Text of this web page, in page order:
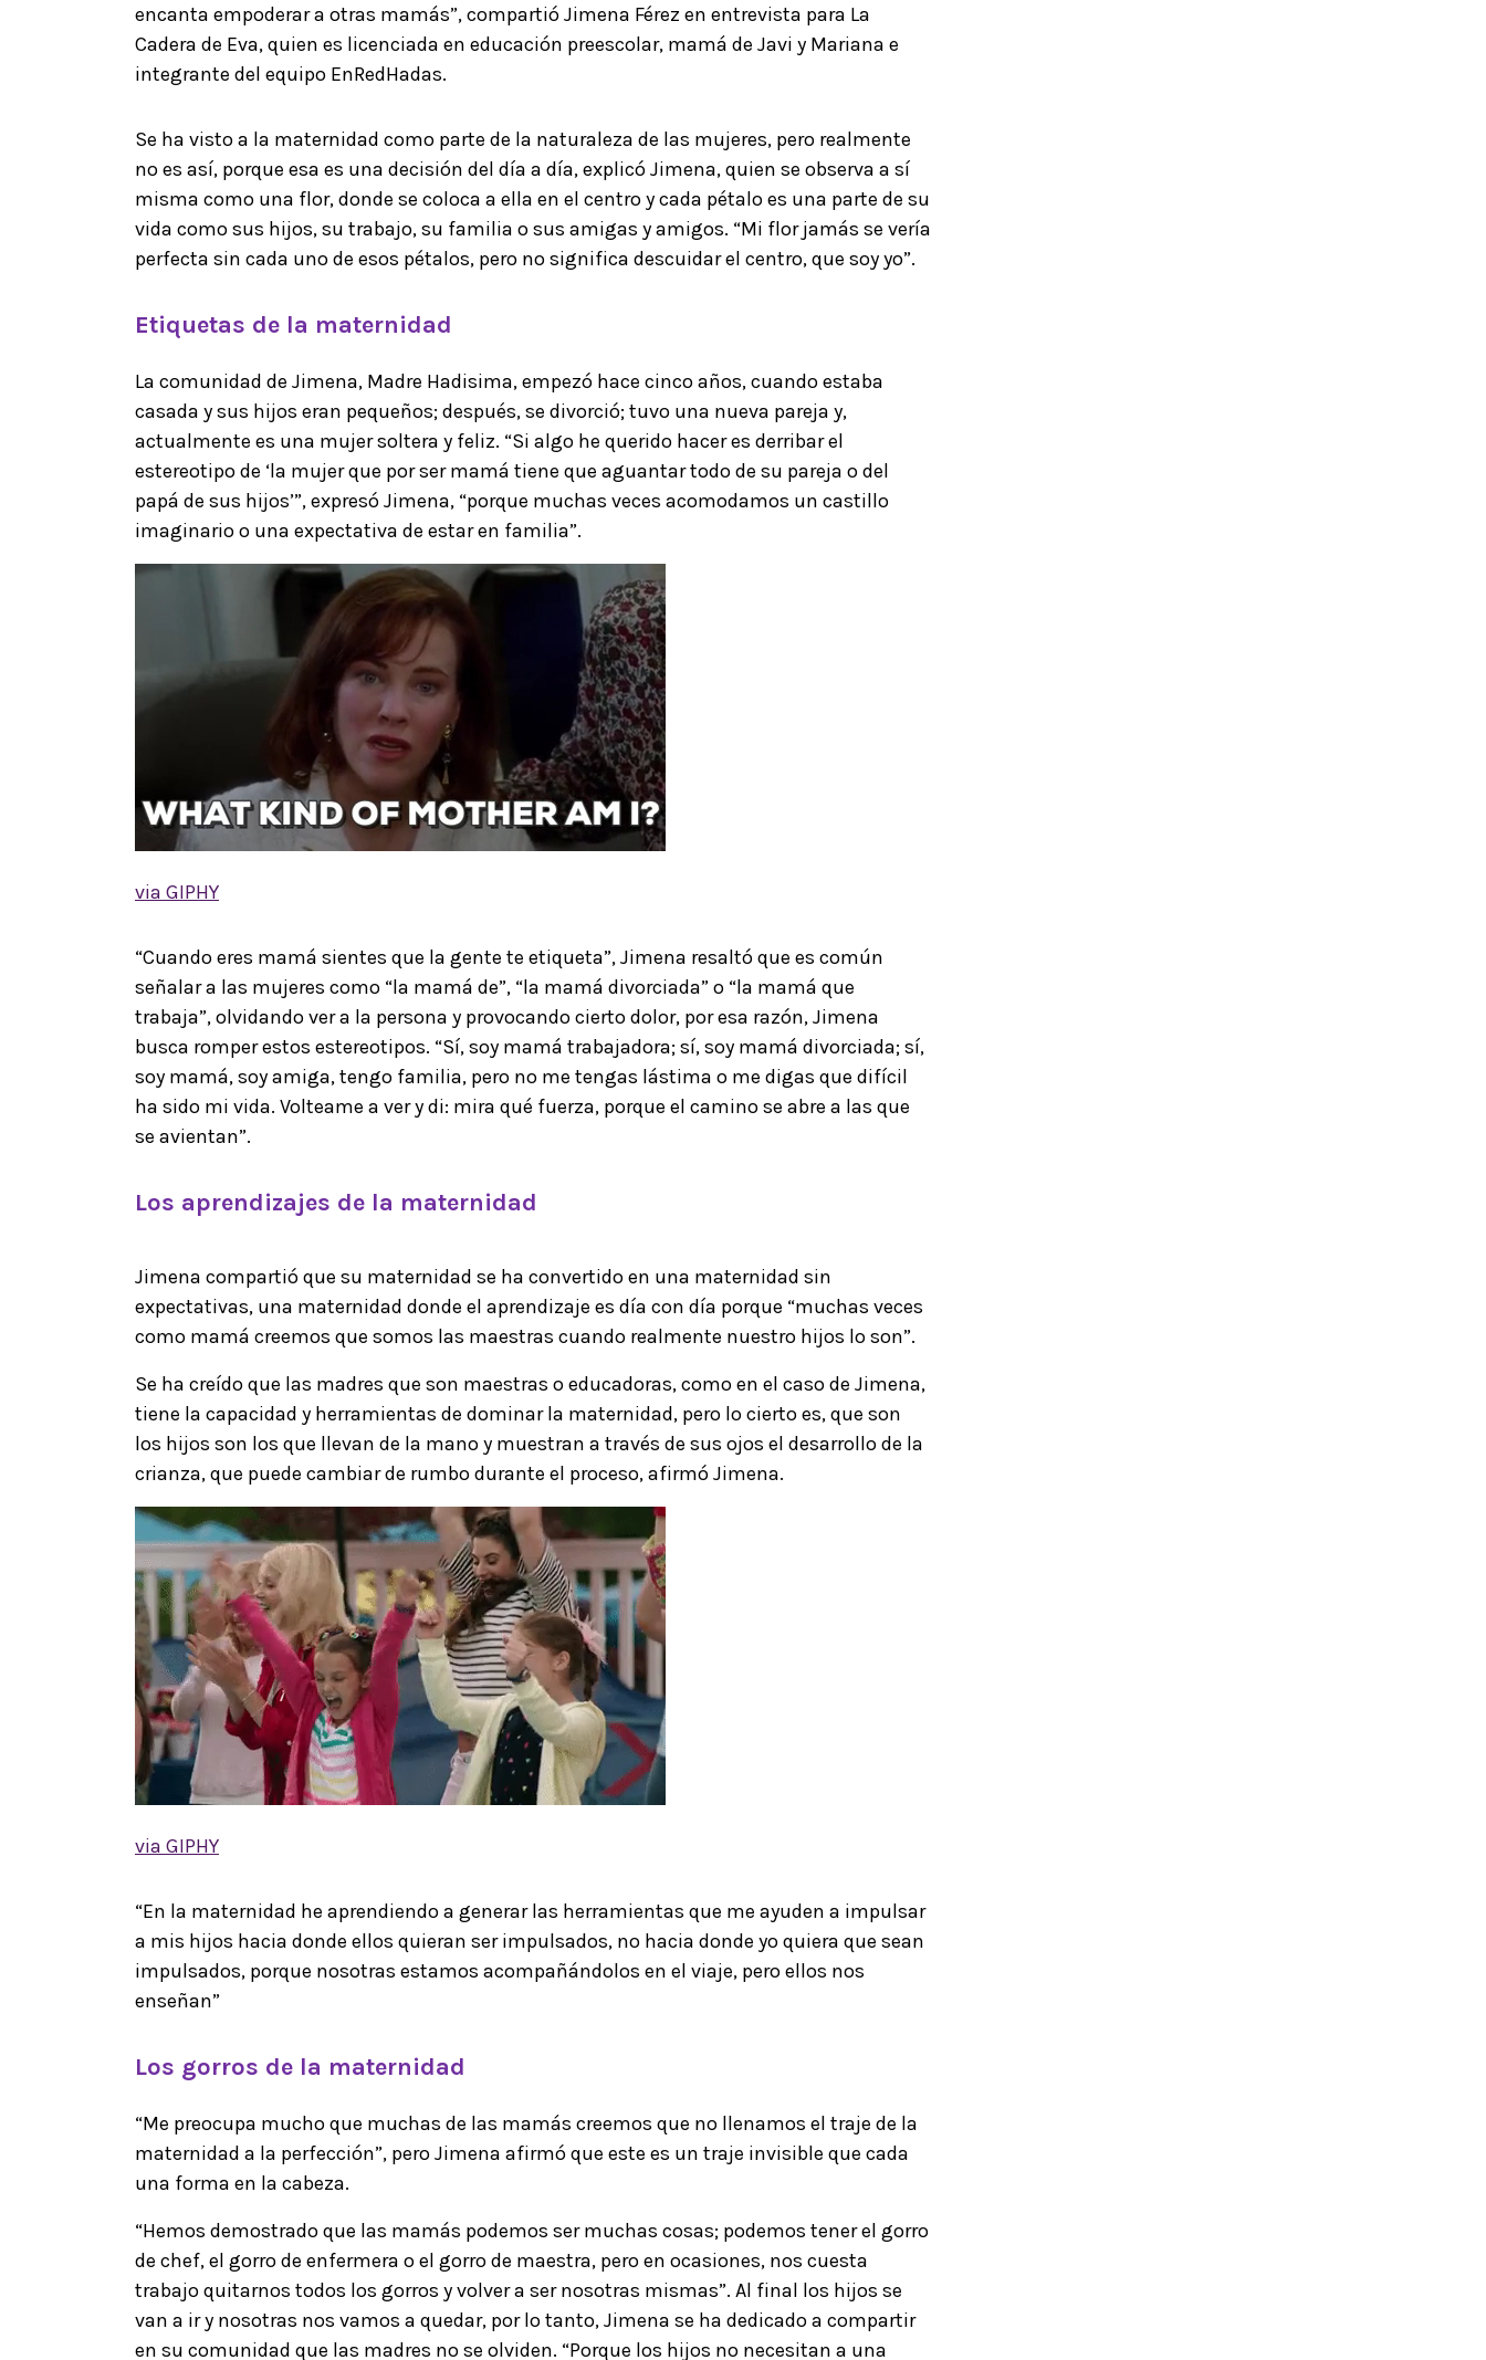
encanta empoderar a otras mamás”, compartió Jimena Férez en entrevista para La
Cadera de Eva, quien es licenciada en educación preescolar, mamá de Javi y Mariana e
integrante del equipo EnRedHadas.
Se ha visto a la maternidad como parte de la naturaleza de las mujeres, pero realmente
no es así, porque esa es una decisión del día a día, explicó Jimena, quien se observa a sí
misma como una flor, donde se coloca a ella en el centro y cada pétalo es una parte de su
vida como sus hijos, su trabajo, su familia o sus amigas y amigos. “Mi flor jamás se vería
perfecta sin cada uno de esos pétalos, pero no significa descuidar el centro, que soy yo”.
Etiquetas de la maternidad
La comunidad de Jimena, Madre Hadisima, empezó hace cinco años, cuando estaba
casada y sus hijos eran pequeños; después, se divorció; tuvo una nueva pareja y,
actualmente es una mujer soltera y feliz. “Si algo he querido hacer es derribar el
estereotipo de ‘la mujer que por ser mamá tiene que aguantar todo de su pareja o del
papá de sus hijos’”, expresó Jimena, “porque muchas veces acomodamos un castillo
imaginario o una expectativa de estar en familia”.
via GIPHY
“Cuando eres mamá sientes que la gente te etiqueta”, Jimena resaltó que es común
señalar a las mujeres como “la mamá de”, “la mamá divorciada” o “la mamá que
trabaja”, olvidando ver a la persona y provocando cierto dolor, por esa razón, Jimena
busca romper estos estereotipos. “Sí, soy mamá trabajadora; sí, soy mamá divorciada; sí,
soy mamá, soy amiga, tengo familia, pero no me tengas lástima o me digas que difícil
ha sido mi vida. Volteame a ver y di: mira qué fuerza, porque el camino se abre a las que
se avientan”.
Los aprendizajes de la maternidad
Jimena compartió que su maternidad se ha convertido en una maternidad sin
expectativas, una maternidad donde el aprendizaje es día con día porque “muchas veces
como mamá creemos que somos las maestras cuando realmente nuestro hijos lo son”.
Se ha creído que las madres que son maestras o educadoras, como en el caso de Jimena,
tiene la capacidad y herramientas de dominar la maternidad, pero lo cierto es, que son
los hijos son los que llevan de la mano y muestran a través de sus ojos el desarrollo de la
crianza, que puede cambiar de rumbo durante el proceso, afirmó Jimena.
via GIPHY
“En la maternidad he aprendiendo a generar las herramientas que me ayuden a impulsar
a mis hijos hacia donde ellos quieran ser impulsados, no hacia donde yo quiera que sean
impulsados, porque nosotras estamos acompañándolos en el viaje, pero ellos nos
enseñan”
Los gorros de la maternidad
“Me preocupa mucho que muchas de las mamás creemos que no llenamos el traje de la
maternidad a la perfección”, pero Jimena afirmó que este es un traje invisible que cada
una forma en la cabeza.
“Hemos demostrado que las mamás podemos ser muchas cosas; podemos tener el gorro
de chef, el gorro de enfermera o el gorro de maestra, pero en ocasiones, nos cuesta
trabajo quitarnos todos los gorros y volver a ser nosotras mismas”. Al final los hijos se
van a ir y nosotras nos vamos a quedar, por lo tanto, Jimena se ha dedicado a compartir
en su comunidad que las madres no se olviden. “Porque los hijos no necesitan a una